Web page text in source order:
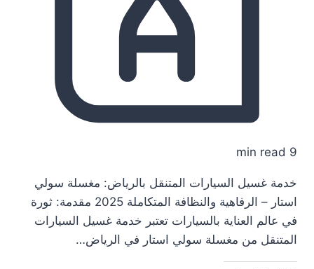
9 min read
خدمة غسيل السيارات المتنقل بالرياض: مغسلة سولي
استار – الرفاهية والنظافة المتكاملة 2025 مقدمة: ثورة
في عالم العناية بالسيارات تعتبر خدمة غسيل السيارات
المتنقل من مغسلة سولي استار في الرياض…